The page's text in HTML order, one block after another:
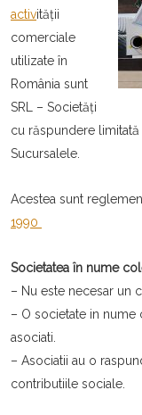
activității
comerciale
utilizate în
România sunt
SRL – Societăți
cu răspundere
Sucursalele.
Acestea sunt
1990
Societatea în nume
– Nu este necesar un
– O societate in nume
asociati.
– Asociatii au o
contributiile sociale.